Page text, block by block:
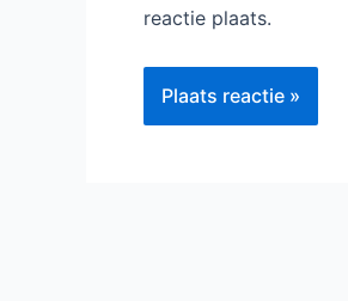
reactie plaats.